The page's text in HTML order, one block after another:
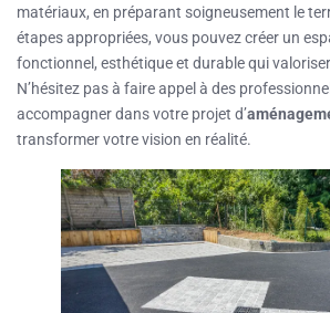
matériaux, en préparant soigneusement le
étapes appropriées, vous pouvez créer un
fonctionnel, esthétique et durable qui
N’hésitez pas à faire appel à des
accompagner dans votre projet d’
transformer votre vision en réalité.